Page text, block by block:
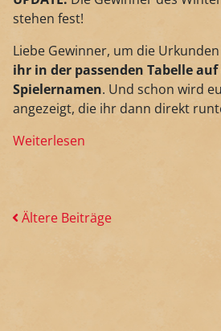
stehen fest!
Liebe Gewinner, um die
ihr in der passenden Tabelle
Spielernamen. Und schon wird
angezeigt, die ihr dann direkt
Weiterlesen
Ältere Beiträge